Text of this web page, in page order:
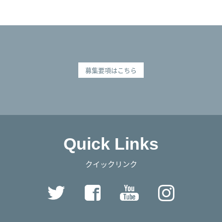
募集要項はこちら
Quick Links
クイックリンク
Twitter FacebookYouTube